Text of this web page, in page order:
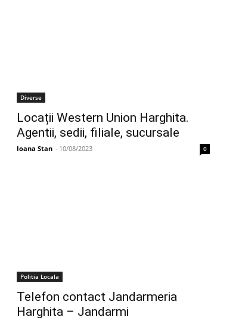
Diverse
Locații Western Union Harghita.
Agentii, sedii, filiale, sucursale
Ioana Stan - 10/08/2023 0
Politia Locala
Telefon contact Jandarmeria
Harghita – Jandarmi